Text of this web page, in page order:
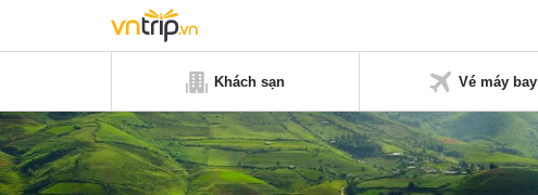
Khách sạn Vé máy bay